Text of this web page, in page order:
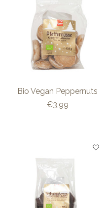
Bio Vegan Peppernuts
€3,99